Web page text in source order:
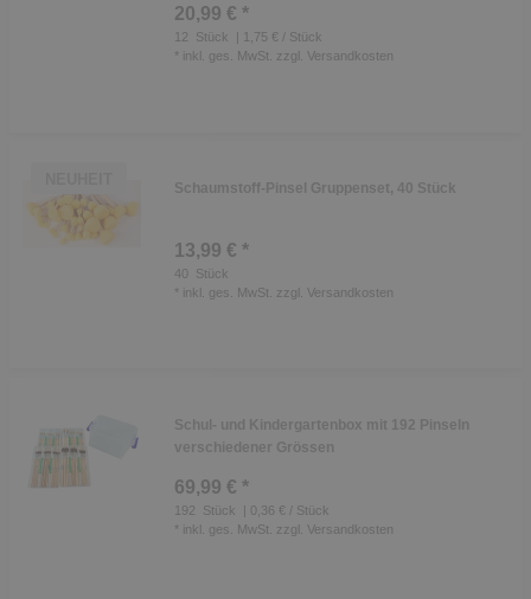
20,99 € *
12 Stück
| 1,75 € / Stück
* inkl. ges. MwSt. zzgl. Versandkosten
Schaumstoff-Pinsel Gruppenset, 40 Stück
13,99 € *
40
Stück
* inkl. ges. MwSt. zzgl. Versandkosten
Schul- und Kindergartenbox mit 192 Pinseln
verschiedener Grössen
69,99 € *
192 Stück
| 0,36 € / Stück
* inkl. ges. MwSt. zzgl. Versandkosten